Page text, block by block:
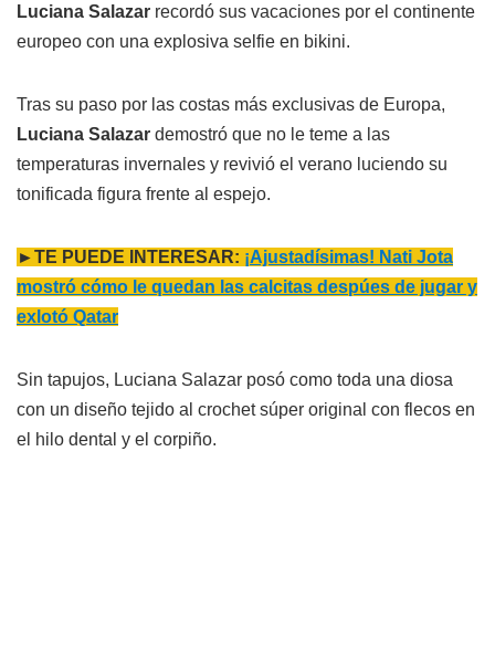
Luciana Salazar recordó sus vacaciones por el continente
europeo con una explosiva selfie en bikini.
Tras su paso por las costas más exclusivas de Europa,
Luciana Salazar demostró que no le teme a las
temperaturas invernales y revivió el verano luciendo su
tonificada figura frente al espejo.
►TE PUEDE INTERESAR: ¡Ajustadísimas! Nati Jota
mostró cómo le quedan las calcitas despúes de jugar y
exlotó Qatar
Sin tapujos, Luciana Salazar posó como toda una diosa
con un diseño tejido al crochet súper original con flecos en
el hilo dental y el corpiño.